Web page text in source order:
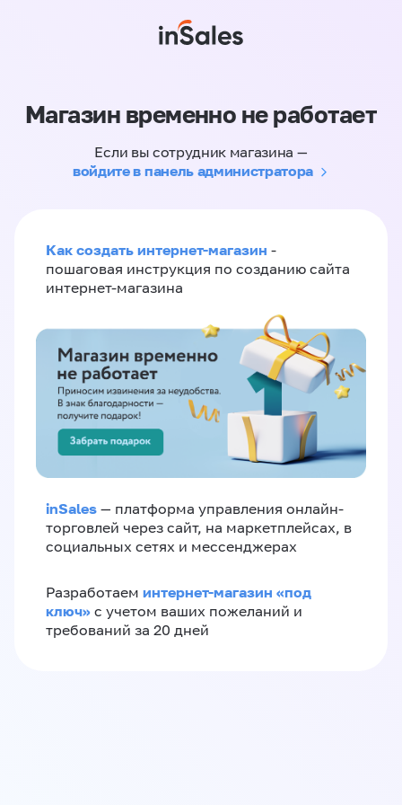
Магазин временно не работает
Если вы сотрудник магазина —
войдите в панель администратора
Как создать интернет-магазин -
пошаговая инструкция по созданию сайта
интернет-магазина
inSales — платформа управления онлайн-
торговлей через сайт, на маркетплейсах, в
социальных сетях и мессенджерах
Разработаем интернет-магазин «‎под
ключ»‎ с учетом ваших пожеланий и
требований за 20 дней